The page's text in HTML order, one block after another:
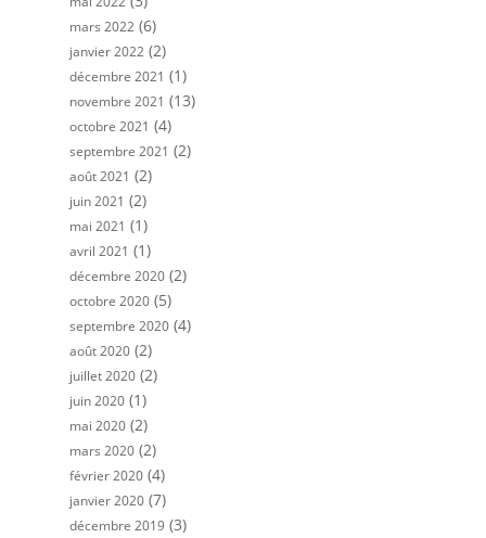
mars 2022 (6)
janvier 2022 (2)
décembre 2021 (1)
novembre 2021 (13)
octobre 2021 (4)
septembre 2021 (2)
août 2021 (2)
juin 2021 (2)
mai 2021 (1)
avril 2021 (1)
décembre 2020 (2)
octobre 2020 (5)
septembre 2020 (4)
août 2020 (2)
juillet 2020 (2)
juin 2020 (1)
mai 2020 (2)
mars 2020 (2)
février 2020 (4)
janvier 2020 (7)
décembre 2019 (3)